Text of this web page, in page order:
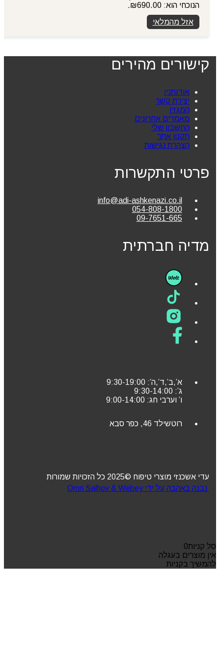
הנוכחי הוא: ₪690.00.
אזל מהמלאי
קישורים מהירים
אודותניו
יצירת קשר
המגזין
מאמרים אחרונים
החשבון שלי
תקנון אתר
הצהרת נגישות
פרטי התקשרות
info@adi-ashkenazi.co.il
054-808-1800
09-7651-665
מדיה חברתית
א’,ב’,ד’,ה’: 9:30-19:00
ג’: 9:30-14:00
ו’ וערבי חג: 9:00-14:00
רוטשילד 46, כפר סבא
עדי אשכנזי מוצרי טיפוח ©2025 כל הזכויות שמורות
נבנה באהבה על ידי Omri Salhov & Webey
סל קניות0
אין מוצרים בעגלה
להמשיך בקניות